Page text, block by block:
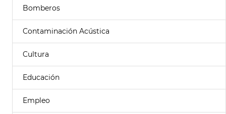
Bomberos
Contaminación Acústica
Cultura
Educación
Empleo